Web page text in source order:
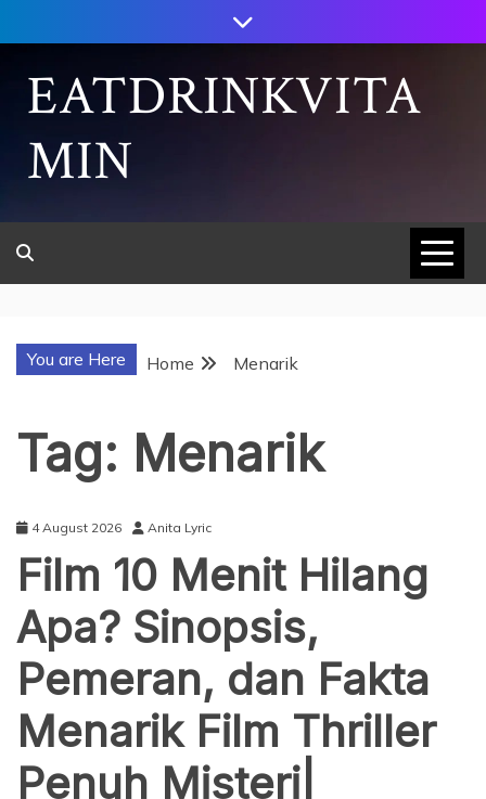
to
contentEATDRINKVITA
MIN
You are Here Home Menarik
Tag: Menarik
4 August 2026 Anita Lyric
Film 10 Menit Hilang
Apa? Sinopsis,
Pemeran, dan Fakta
Menarik Film Thriller
Penuh Misteri|